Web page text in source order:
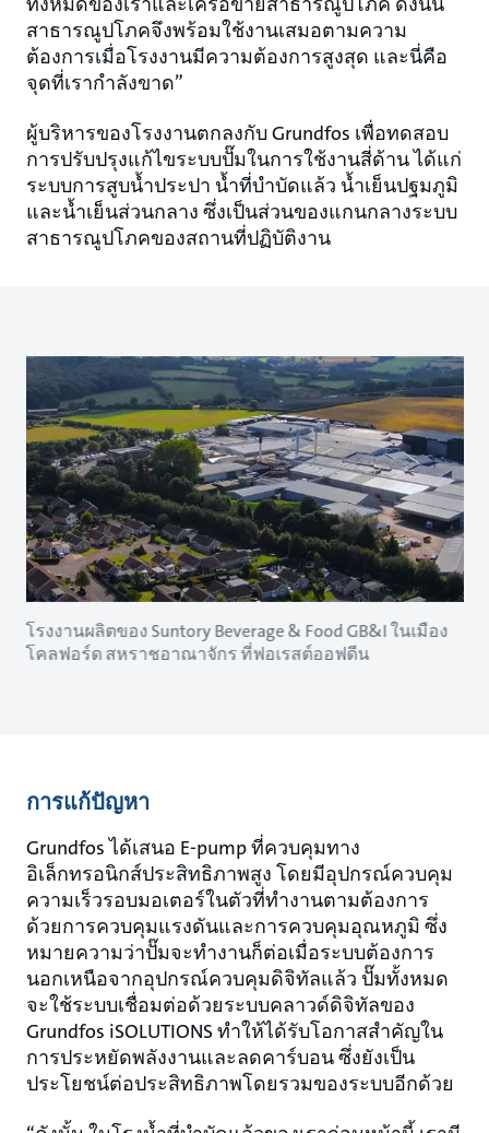
สาธารณูปโภคจึงพร้อมใช้งานเสมอตามความ
ต้องการเมื่อโรงงานมีความต้องการสูงสุด และนี่คือ
จุดที่เรากำลังขาด”
ผู้บริหารของโรงงานตกลงกับ Grundfos เพื่อทดสอบ
การปรับปรุงแก้ไขระบบปั๊มในการใช้งานสี่ด้าน ได้แก่
ระบบการสูบน้ำประปา น้ำที่บำบัดแล้ว น้ำเย็นปฐมภูมิ
และน้ำเย็นส่วนกลาง ซึ่งเป็นส่วนของแกนกลางระบบ
สาธารณูปโภคของสถานที่ปฏิบัติงาน
โรงงานผลิตของ Suntory Beverage & Food GB&I ในเมือง
โคลฟอร์ด สหราชอาณาจักร ที่ฟอเรสต์ออฟดีน
การแก้ปัญหา
Grundfos ได้เสนอ E-pump ที่ควบคุมทาง
อิเล็กทรอนิกส์ประสิทธิภาพสูง โดยมีอุปกรณ์ควบคุม
ความเร็วรอบมอเตอร์ในตัวที่ทำงานตามต้องการ
ด้วยการควบคุมแรงดันและการควบคุมอุณหภูมิ ซึ่ง
หมายความว่าปั๊มจะทำงานก็ต่อเมื่อระบบต้องการ
นอกเหนือจากอุปกรณ์ควบคุมดิจิทัลแล้ว ปั๊มทั้งหมด
จะใช้ระบบเชื่อมต่อด้วยระบบคลาวด์ดิจิทัลของ
Grundfos iSOLUTIONS ทำให้ได้รับโอกาสสำคัญใน
การประหยัดพลังงานและลดคาร์บอน ซึ่งยังเป็น
ประโยชน์ต่อประสิทธิภาพโดยรวมของระบบอีกด้วย